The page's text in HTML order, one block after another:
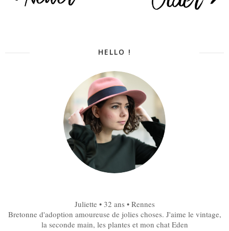
HELLO !
Juliette • 32 ans • Rennes
Bretonne d'adoption amoureuse de jolies choses. J'aime le vintage,
la seconde main, les plantes et mon chat Eden